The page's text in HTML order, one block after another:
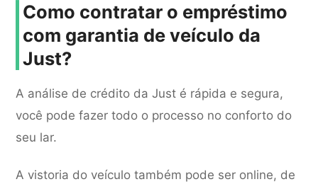
Como contratar o empréstimo
com garantia de veículo da
Just?
A análise de crédito da Just é rápida e segura,
você pode fazer todo o processo no conforto do
seu lar.
A vistoria do veículo também pode ser online, de